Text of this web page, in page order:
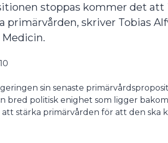
stoppas kommer det att
primärvården, skriver Tobias
Medicin.
sin senaste
bred politisk enighet som ligger
stärka primärvården för att den ska